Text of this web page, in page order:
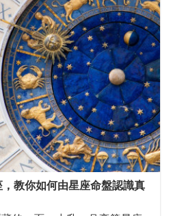
教你如何由星座命盤認識真